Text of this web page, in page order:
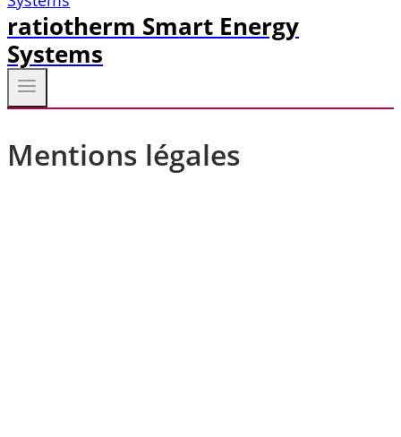
ratiotherm Smart Energy
Systems
Mentions légales